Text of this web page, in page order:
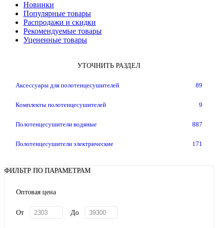
Новинки
Популярные товары
Распродажи и скидки
Рекомендуемые товары
Уцененные товары
УТОЧНИТЬ РАЗДЕЛ
Аксессуары для полотенцесушителей 89
Комплекты полотенцесушителей 9
Полотенцесушители водяные 887
Полотенцесушители электрические 171
ФИЛЬТР ПО ПАРАМЕТРАМ
Оптовая цена
От До